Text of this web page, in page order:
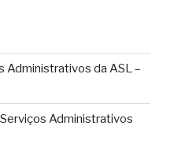
Administrativos da ASL –
Administrativos